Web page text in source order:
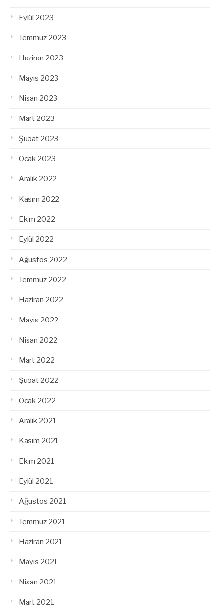
Eylül 2023
Temmuz 2023
Haziran 2023
Mayıs 2023
Nisan 2023
Mart 2023
Şubat 2023
Ocak 2023
Aralık 2022
Kasım 2022
Ekim 2022
Eylül 2022
Ağustos 2022
Temmuz 2022
Haziran 2022
Mayıs 2022
Nisan 2022
Mart 2022
Şubat 2022
Ocak 2022
Aralık 2021
Kasım 2021
Ekim 2021
Eylül 2021
Ağustos 2021
Temmuz 2021
Haziran 2021
Mayıs 2021
Nisan 2021
Mart 2021